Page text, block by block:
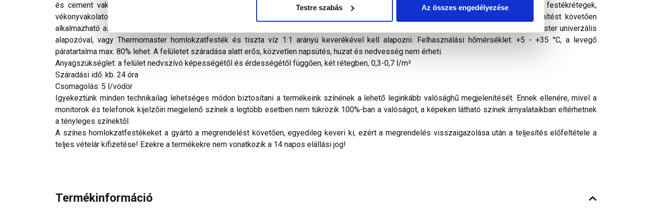
Testre szabás Az összes engedélyezése
és cement vakolatok, legalább két hónapos vakolatlan beton homlokzatfelületek), továbbá régi, jól tapadó akril, szilikátos és szilikonos festékrétegek,
vékonyvakolatok felújító dekoratív fedőrétegeként, lábazati sík felett, vízszigeteléssel védett függőleges felületeken. Előzetes fertőtlenítést követően
alkalmazható algával vagy penésszel fertőzött homlokzatfelületek karbantartó festésére is. A festendő felületet a felhordás előtt Thermomaster univerzális
alapozóval, vagy Thermomaster homlokzatfesték és tiszta víz 1:1 arányú keverékével kell alapozni. Felhasználási hőmérséklet: +5 - +35 °C, a levegő
páratartalma max. 80% lehet. A felületet száradása alatt erős, közvetlen napsütés, huzat és nedvesség nem érheti.
Anyagszükséglet: a felület nedvszívó képességétől és érdességétől függően, két rétegben, 0,3-0,7 l/m²
Száradási idő: kb. 24 óra
Csomagolás: 5 l/vödör
Igyekeztünk minden technikailag lehetséges módon biztosítani a termékeink színének a lehető leginkább valósághű megjelenítését. Ennek ellenére, mivel a
monitorok és telefonok kijelzőin megjelenő színek a legtöbb esetben nem tükrözik 100%-ban a valóságot, a képeken látható színek árnyalataikban eltérhetnek
a tényleges színektől.
A színes homlokzatfestékeket a gyártó a megrendelést követően, egyedileg keveri ki, ezért a megrendelés visszaigazolása után a teljesítés előfeltétele a
teljes vételár kifizetése! Ezekre a termékekre nem vonatkozik a 14 napos elállási jog!
Termékinformáció